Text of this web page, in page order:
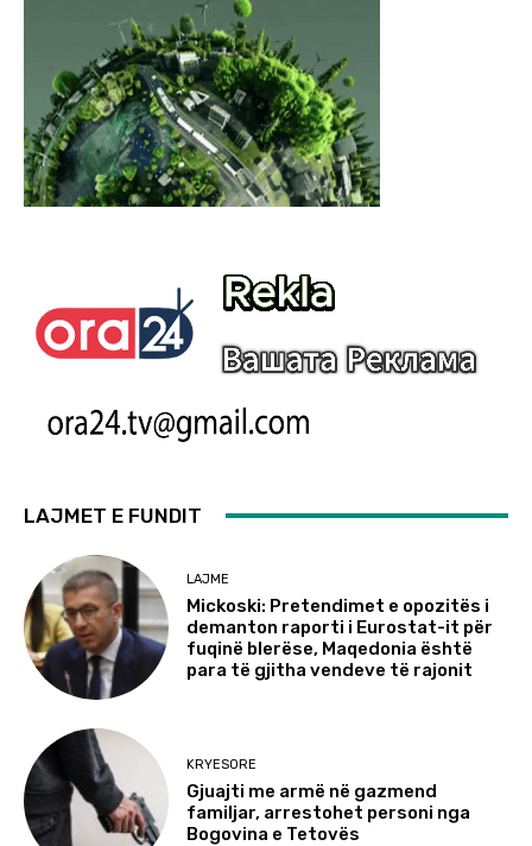
LAJMET E FUNDIT
LAJME
Mickoski: Pretendimet e opozitës i
demanton raporti i Eurostat-it për
fuqinë blerëse, Maqedonia është
para të gjitha vendeve të rajonit
KRYESORE
Gjuajti me armë në gazmend
familjar, arrestohet personi nga
Bogovina e Tetovës